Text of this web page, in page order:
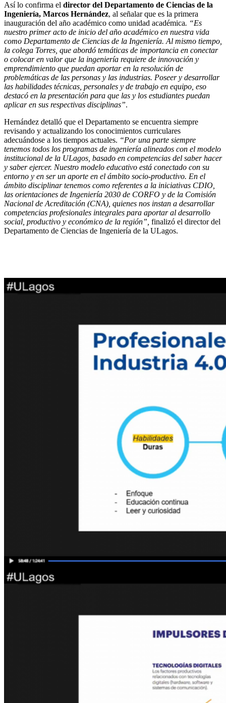
Así lo confirma el director del Departamento de Ciencias de la
Ingeniería, Marcos Hernández, al señalar que es la primera
inauguración del año académico como unidad académica. “Es
nuestro primer acto de inicio del año académico en nuestra vida
como Departamento de Ciencias de la Ingeniería. Al mismo tiempo,
la colega Torres, que abordó temáticas de importancia en conectar
o colocar en valor que la ingeniería requiere de innovación y
emprendimiento que puedan aportar en la resolución de
problemáticas de las personas y las industrias. Poseer y desarrollar
las habilidades técnicas, personales y de trabajo en equipo, eso
destacó en la presentación para que las y los estudiantes puedan
aplicar en sus respectivas disciplinas”.
Hernández detalló que el Departamento se encuentra siempre
revisando y actualizando los conocimientos curriculares
adecuándose a los tiempos actuales. “Por una parte siempre
tenemos todos los programas de ingeniería alineados con el modelo
institucional de la ULagos, basado en competencias del saber hacer
y saber ejercer. Nuestro modelo educativo está conectado con su
entorno y en ser un aporte en el ámbito socio-productivo. En el
ámbito disciplinar tenemos como referentes a la iniciativas CDIO,
las orientaciones de Ingeniería 2030 de CORFO y de la Comisión
Nacional de Acreditación (CNA), quienes nos instan a desarrollar
competencias profesionales integrales para aportar al desarrollo
social, productivo y económico de la región”, finalizó el director del
Departamento de Ciencias de Ingeniería de la ULagos.